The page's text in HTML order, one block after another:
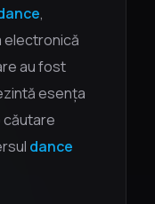
,
electronică
au fost
esența
căutare
dance